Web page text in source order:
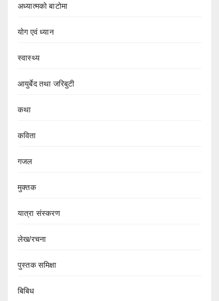
अध्यात्मको बाटोमा
योग एवं ध्यान
स्वास्थ्य
आयुर्बेद तथा जरिबुटी
कथा
कविता
गजल
मुक्तक
यात्रा संस्करण
लेख/रचना
पुस्तक समिक्षा
बिबिध